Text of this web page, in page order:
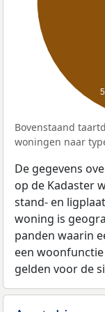
Bovenstaand
woningen naar
De gegevens
op de Kadaster
stand- en
woning is
panden waarin
een
gelden voor de